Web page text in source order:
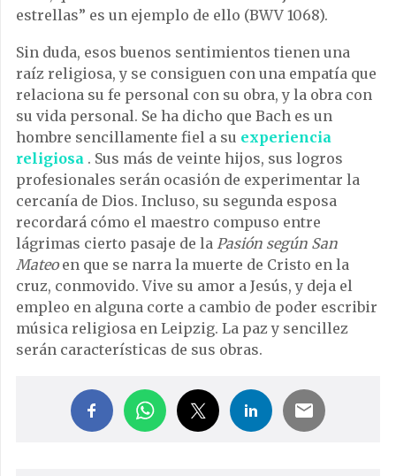
estrellas” es un ejemplo de ello (BWV 1068).
Sin duda, esos buenos sentimientos tienen una
raíz religiosa, y se consiguen con una empatía que
relaciona su fe personal con su obra, y la obra con
su vida personal. Se ha dicho que Bach es un
hombre sencillamente fiel a su experiencia
religiosa . Sus más de veinte hijos, sus logros
profesionales serán ocasión de experimentar la
cercanía de Dios. Incluso, su segunda esposa
recordará cómo el maestro compuso entre
lágrimas cierto pasaje de la Pasión según San
Mateo en que se narra la muerte de Cristo en la
cruz, conmovido. Vive su amor a Jesús, y deja el
empleo en alguna corte a cambio de poder escribir
música religiosa en Leipzig. La paz y sencillez
serán características de sus obras.